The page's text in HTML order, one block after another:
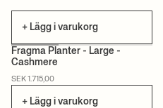
+ Lägg i varukorg
Fragma Planter - Large -
Cashmere
SEK 1.715,00
+ Lägg i varukorg